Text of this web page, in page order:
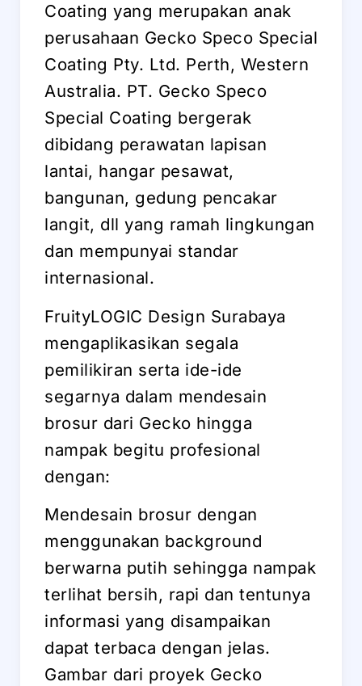
Coating yang merupakan anak
perusahaan Gecko Speco Special
Coating Pty. Ltd. Perth, Western
Australia. PT. Gecko Speco
Special Coating bergerak
dibidang perawatan lapisan
lantai, hangar pesawat,
bangunan, gedung pencakar
langit, dll yang ramah lingkungan
dan mempunyai standar
internasional.
FruityLOGIC Design Surabaya
mengaplikasikan segala
pemilikiran serta ide-ide
segarnya dalam mendesain
brosur dari Gecko hingga
nampak begitu profesional
dengan:
Mendesain brosur dengan
menggunakan background
berwarna putih sehingga nampak
terlihat bersih, rapi dan tentunya
informasi yang disampaikan
dapat terbaca dengan jelas.
Gambar dari proyek Gecko